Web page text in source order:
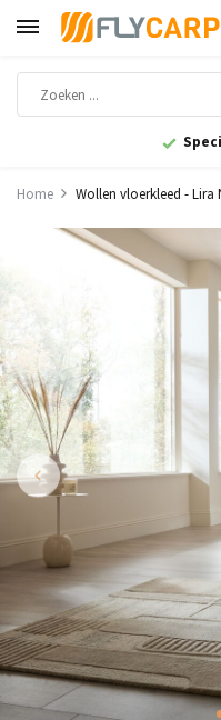
9,1uit
Home Wollen vloerkleed - Lira